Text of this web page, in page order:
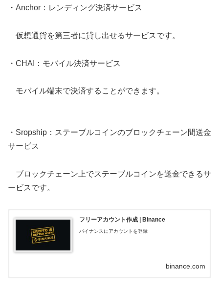
・Anchor：レンディング決済サービス
仮想通貨を第三者に貸し出せるサービスです。
・CHAI：モバイル決済サービス
モバイル端末で決済することができます。
・Sropship：ステーブルコインのブロックチェーン間送金
サービス
ブロックチェーン上でステーブルコインを送金できるサ
ービスです。
フリーアカウント作成 | Binance
バイナンスにアカウントを登録
binance.com